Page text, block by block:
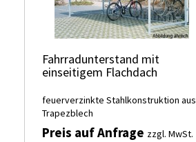
Fahrradunterstand mit
einseitigem Flachdach
feuerverzinkte Stahlkonstruktion aus
Trapezblech
Preis auf Anfrage zzgl. MwSt.